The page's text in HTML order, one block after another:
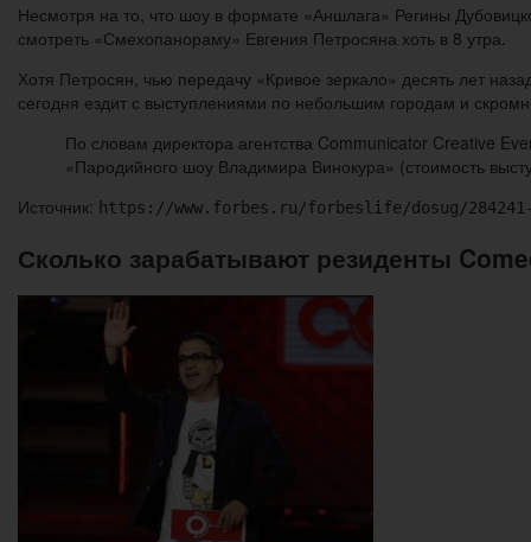
Несмотря на то, что шоу в формате «Аншлага» Регины
смотреть «Смехопанораму» Евгения Петросяна хоть в 8 утра.
Хотя Петросян, чью передачу «Кривое зеркало» десять лет
сегодня ездит с выступлениями по небольшим городам и
По словам директора агентства Communicator Creative
«Пародийного шоу Владимира Винокура» (стоимость
Источник: https://www.forbes.ru/forbeslife/dosug/
Сколько зарабатывают резиденты